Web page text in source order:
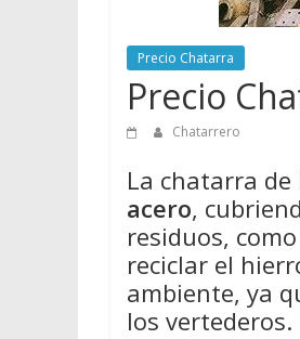
Precio Chatarra
Precio
Chatarrero
La chatarra de
acero,
residuos,
reciclar el
ambiente, ya
los vertederos.